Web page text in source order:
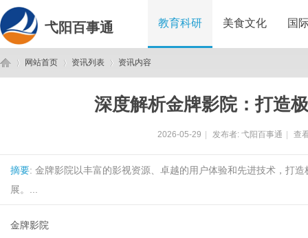
弋阳百事通 教育科研 美食文化 国
网站首页 资讯列表 资讯内容
深度解析金牌影院：打造
2026-05-29 发布者: 弋阳百事通 查
摘要: 金牌影院以丰富的影视资源、卓越的用户体验和先进技术，打
展。...
金牌影院